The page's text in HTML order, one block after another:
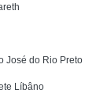
José do Rio Preto
Líbâno